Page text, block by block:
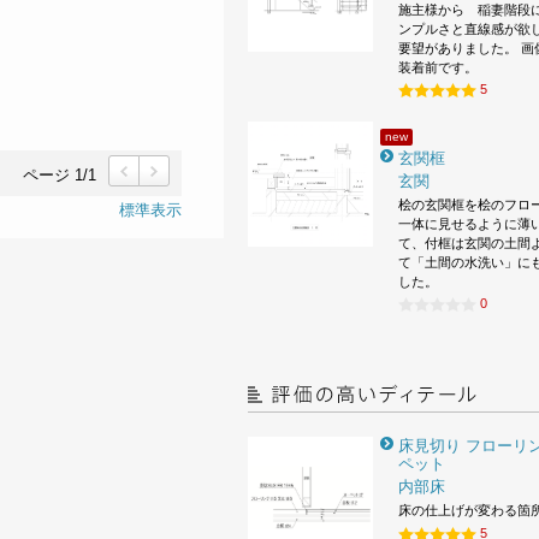
施主様から 稲妻階段
ンプルさと直線感が
要望がありました。 画
装着前です。
5
new
玄関框
玄関
桧の玄関框を桧のフロ
一体に見せるように薄
て、付框は玄関の土間
て「土間の水洗い」に
した。
0
床見切り フローリ
ペット
内部床
床の仕上げが変わる箇
5
ページ 1/1
前
次
標準表示